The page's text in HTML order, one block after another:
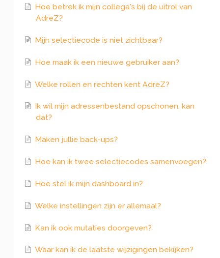
Hoe betrek ik mijn collega's bij de uitrol van
AdreZ?
Mijn selectiecode is niet zichtbaar?
Hoe maak ik een nieuwe gebruiker aan?
Welke rollen en rechten kent AdreZ?
Ik wil mijn adressenbestand opschonen, kan
dat?
Maken jullie back-ups?
Hoe kan ik twee selectiecodes samenvoegen?
Hoe stel ik mijn dashboard in?
Welke instellingen zijn er allemaal?
Kan ik ook mutaties doorgeven?
Waar kan ik de laatste wijzigingen bekijken?